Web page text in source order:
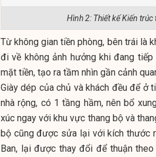
Hình 2: Thiết kế Kiến
Từ không gian tiền phòng, bên trái là
đi về không ảnh hưởng khi đang
mặt tiền, tạo ra tầm nhìn gần cảnh
Giày dép của chủ và khách đều để ở
nhà rộng, có 1 tầng hầm, nên bổ
xúc ngay với khu vực thang bộ và
bộ cũng được sửa lại với kích thước
Ban, lại được thay đổi để thuận